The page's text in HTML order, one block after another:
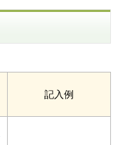
記入例